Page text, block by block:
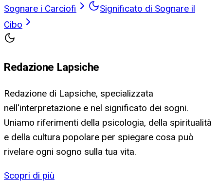
Sognare i Carciofi
Significato di Sognare il
Cibo
Redazione Lapsiche
Redazione di Lapsiche, specializzata
nell'interpretazione e nel significato dei sogni.
Uniamo riferimenti della psicologia, della spiritualità
e della cultura popolare per spiegare cosa può
rivelare ogni sogno sulla tua vita.
Scopri di più